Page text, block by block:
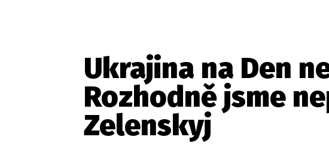
Etický kodex Redakce Kontakt
Provozovatelem serveru newsbox.cz je
Ukrajina na Den
Rozhodně jsme
Zelenskyj